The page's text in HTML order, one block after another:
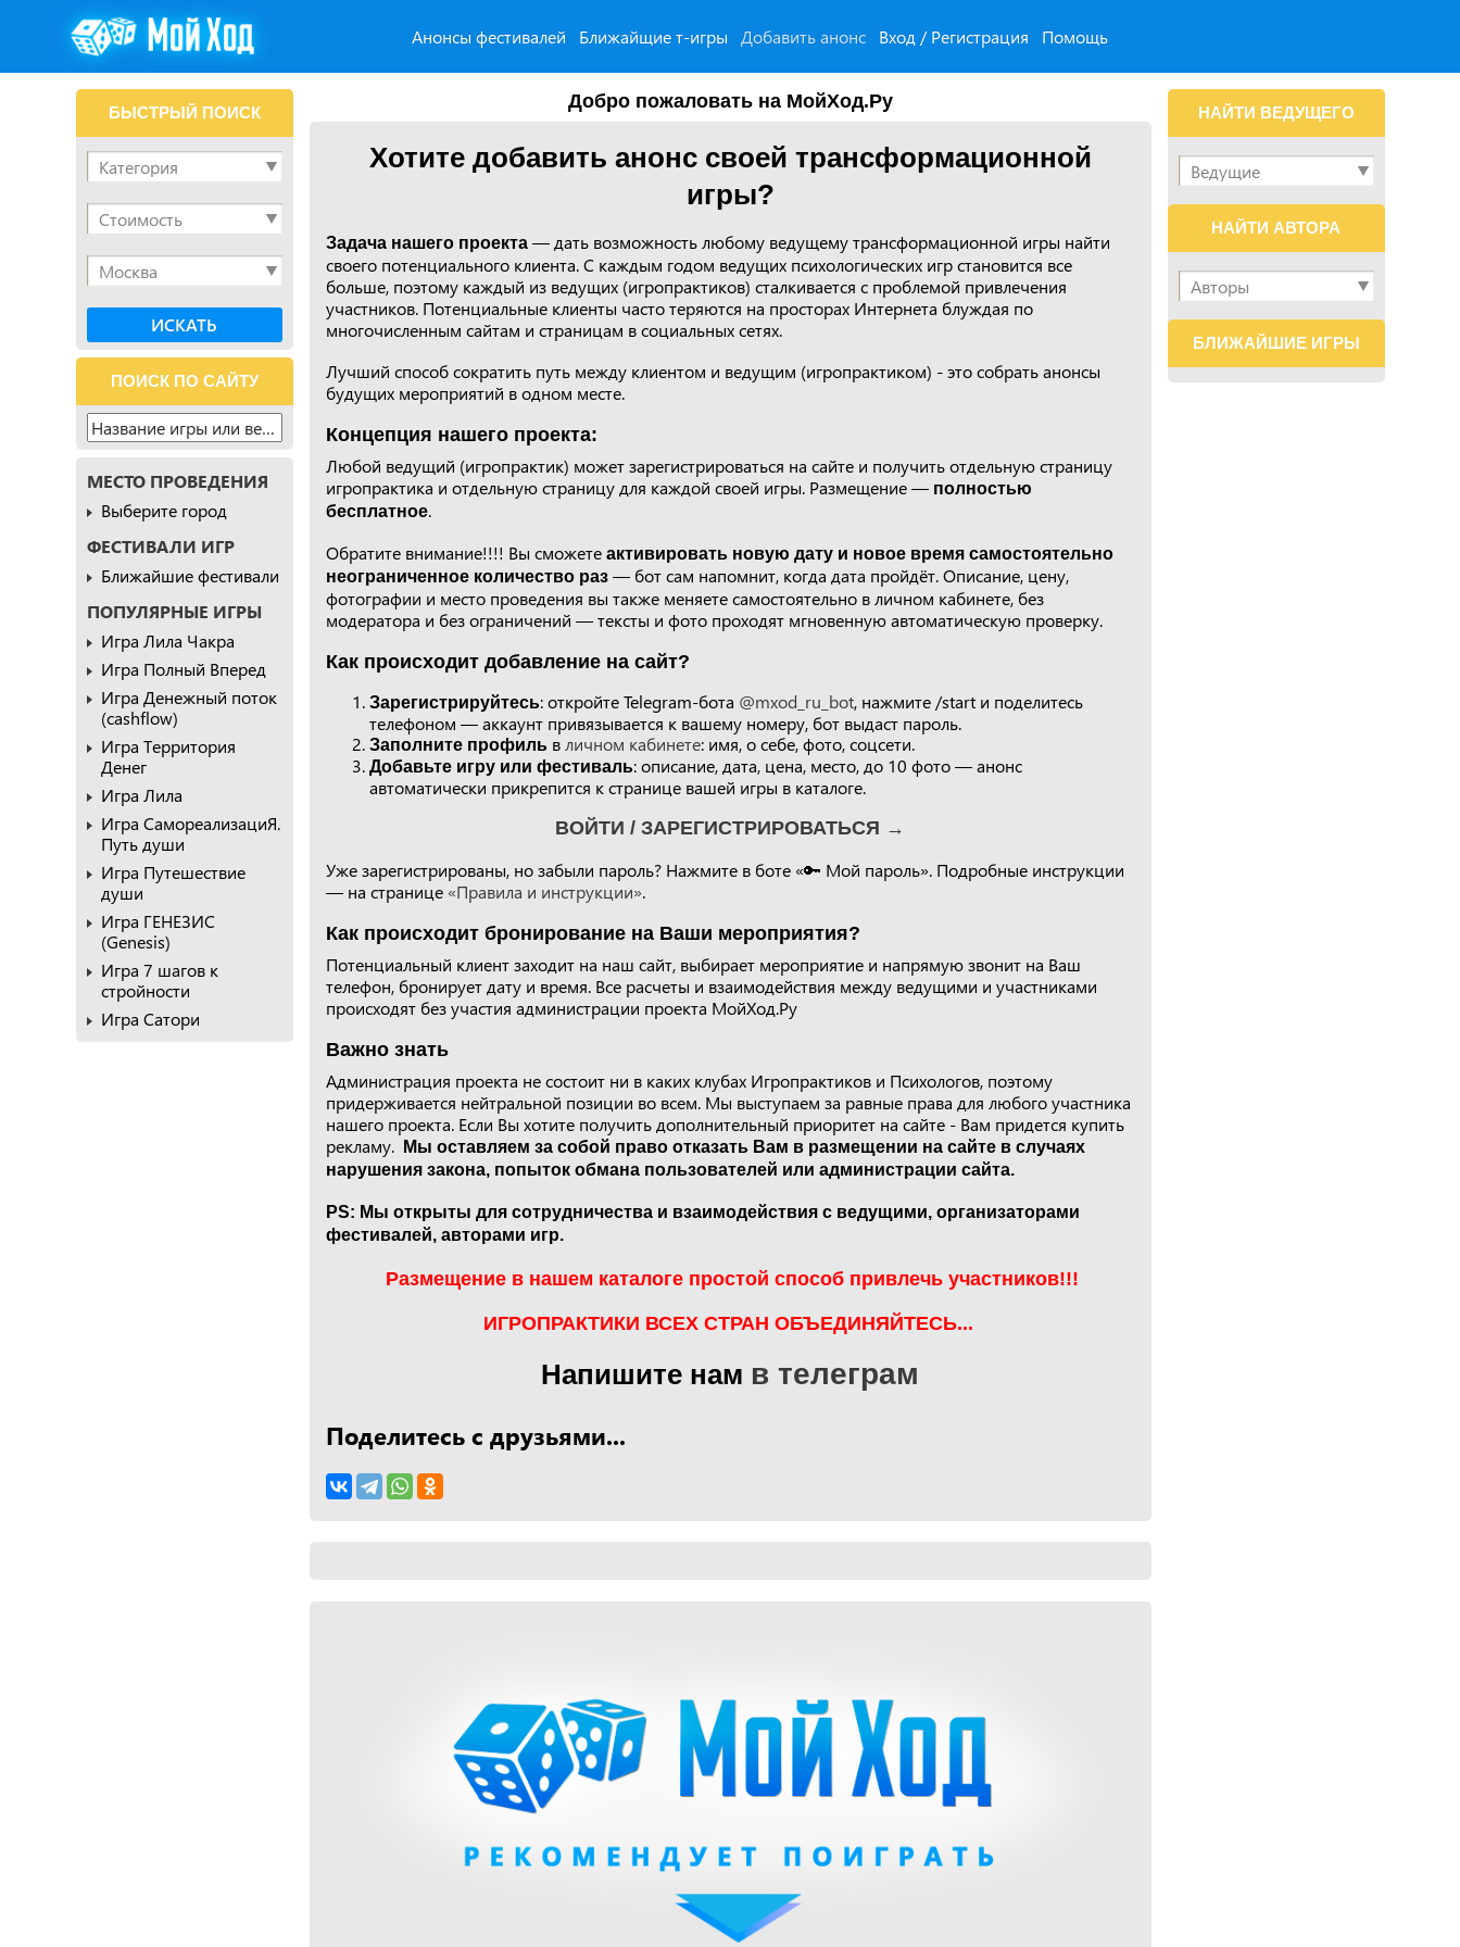
Анонсы фестивалей Ближайщие т-игры Добавить анонс Вход / Регистрация Помощь
Добро пожаловать на МойХод.Ру
Хотите добавить анонс своей трансформационной
игры?
Задача нашего проекта— дать возможность любому ведущему трансформационной игры найти
своего потенциального клиента. С каждым годом ведущих психологических игр становится все
больше, поэтому каждый из ведущих (игропрактиков) сталкивается с проблемой привлечения
участников. Потенциальные клиенты часто теряются на просторах Интернета блуждая по
многочисленным сайтам и страницам в социальных сетях.
Лучший способ сократить путь между клиентом и ведущим (игропрактиком) - это собрать анонсы
будущих мероприятий в одном месте.
Концепция нашего проекта:
Любой ведущий (игропрактик) может зарегистрироваться на сайте и получить отдельную страницу
игропрактика и отдельную страницу для каждой своей игры. Размещение — полностью
бесплатное.
Обратите внимание!!!! Вы сможете активировать новую дату и новое время самостоятельно
неограниченное количество раз— бот сам напомнит, когда дата пройдёт. Описание, цену,
фотографии и место проведения вы также меняете самостоятельно в личном кабинете, без
модератора и без ограничений — тексты и фото проходят мгновенную автоматическую проверку.
Как происходит добавление на сайт?
Зарегистрируйтесь: откройте Telegram-бота @mxod_ru_bot, нажмите /start и поделитесь
телефоном — аккаунт привязывается к вашему номеру, бот выдаст пароль.
Заполните профильвличном кабинете: имя, о себе, фото, соцсети.
Добавьте игру или фестиваль: описание, дата, цена, место, до 10 фото — анонс
автоматически прикрепится к странице вашей игры в каталоге.
ВОЙТИ / ЗАРЕГИСТРИРОВАТЬСЯ →
Уже зарегистрированы, но забыли пароль? Нажмите в боте «🔑 Мой пароль». Подробные инструкции
— на странице «Правила и инструкции».
Как происходит бронирование на Ваши мероприятия?
Потенциальный клиент заходит на наш сайт, выбирает мероприятие и напрямую звонит на Ваш
телефон, бронирует дату и время. Все расчеты и взаимодействия между ведущими и участниками
происходят без участия администрации проекта МойХод.Ру
Важно знать
Администрация проекта не состоит ни в каких клубах Игропрактиков и Психологов, поэтому
придерживается нейтральной позиции во всем. Мы выступаем за равные права для любого участника
нашего проекта. Если Вы хотите получить дополнительный приоритет на сайте - Вам придется купить
рекламу.
Мы оставляем за собой право отказать Вам в размещении на сайте в случаях
нарушения закона, попыток обмана пользователей или администрации сайта.
PS: Мы открыты для сотрудничества и взаимодействия с ведущими, организаторами
фестивалей, авторами игр.
Размещение в нашем каталоге простой способ привлечь участников!!!
ИГРОПРАКТИКИ ВСЕХ СТРАН ОБЪЕДИНЯЙТЕСЬ...
Напишите нам в телеграм
Поделитесь с друзьями...
БЫСТРЫЙ ПОИСК
ПОИСК ПО САЙТУ
МЕСТО ПРОВЕДЕНИЯ
Выберите город
ФЕСТИВАЛИ ИГР
Ближайшие фестивали
ПОПУЛЯРНЫЕ ИГРЫ
Игра Лила Чакра
Игра Полный Вперед
Игра Денежный поток
(cashflow)
Игра Территория
Денег
Игра Лила
Игра СамореализациЯ.
Путь души
Игра Путешествие
души
Игра ГЕНЕЗИС
(Genesis)
Игра 7 шагов к
стройности
Игра Сатори
НАЙТИ ВЕДУЩЕГО
НАЙТИ АВТОРА
БЛИЖАЙШИЕ ИГРЫ